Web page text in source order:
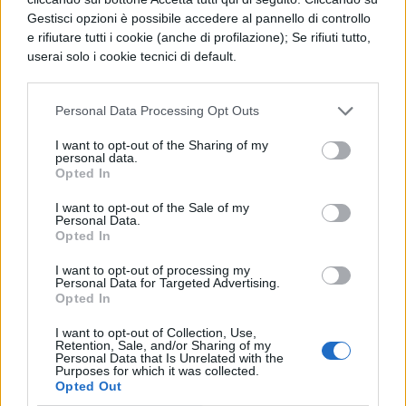
Gestisci opzioni è possibile accedere al pannello di controllo
e rifiutare tutti i cookie (anche di profilazione); Se rifiuti tutto,
userai solo i cookie tecnici di default.
Personal Data Processing Opt Outs
I want to opt-out of the Sharing of my
personal data.
Opted In
I want to opt-out of the Sale of my
Personal Data.
Opted In
I want to opt-out of processing my
Personal Data for Targeted Advertising.
Opted In
I want to opt-out of Collection, Use,
Retention, Sale, and/or Sharing of my
Personal Data that Is Unrelated with the
Purposes for which it was collected.
Opted Out
hai tradito il tuo fidanzato, può venire a
saperlo qualche persona, ma il tutto poi
mondo dei social, se hai tradito e hai
verrà cancellata facilmente, perché verrà
catena difficilmente verrà spezzata, in
quanto coinvolgerà un numero crescente
di persone. Persone che diventano per
magia giudici moralisti, individui che
pensano di essere immacolati, senza
peccato, ma che non si rendono conto,
invece, di aver commesso un grave